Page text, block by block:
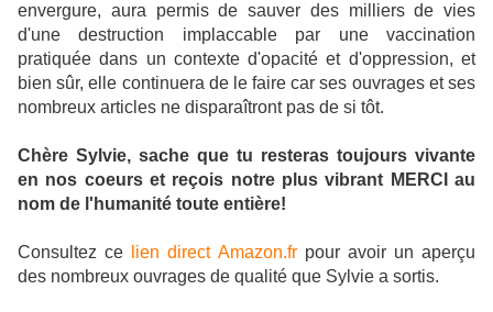
envergure, aura permis de sauver des milliers de vies
d'une destruction implaccable par une vaccination
pratiquée dans un contexte d'opacité et d'oppression, et
bien sûr, elle continuera de le faire car ses ouvrages et ses
nombreux articles ne disparaîtront pas de si tôt.
Chère Sylvie, sache que tu resteras toujours vivante
en nos coeurs et reçois notre plus vibrant MERCI au
nom de l'humanité toute entière!
Consultez ce lien direct Amazon.fr pour avoir un aperçu
des nombreux ouvrages de qualité que Sylvie a sortis.